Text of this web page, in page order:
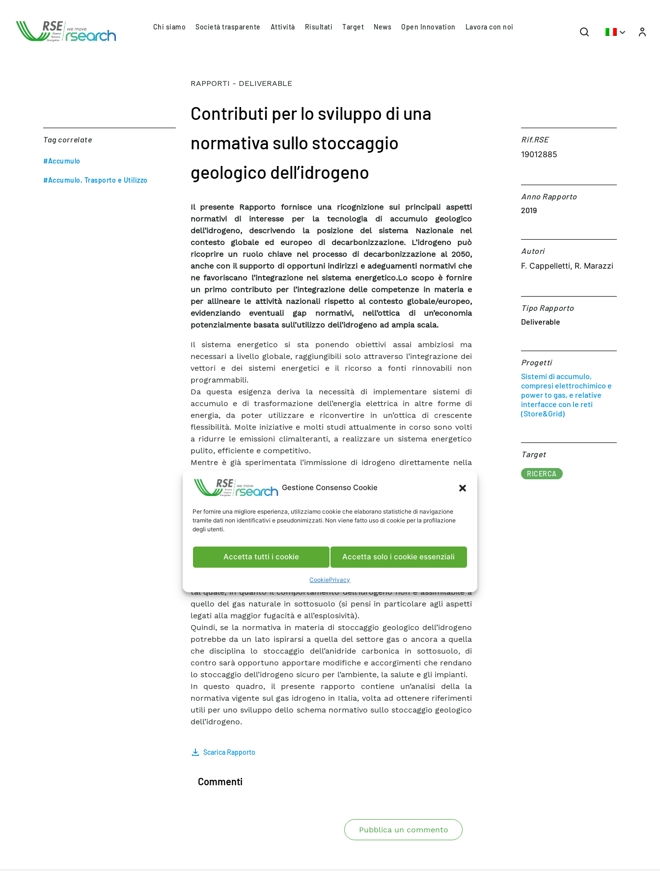
Gestione Consenso Cookie
Per fornire una migliore esperienza, utilizziamo cookie che elaborano statistiche di navigazione
tramite dati non identificativi e pseudonimizzati. Non viene fatto uso di cookie per la profilazione
degli utenti.
Accetta tutti i cookie Accetta solo i cookie essenziali
CookiePrivacy
Chi siamo Società trasparente Attività Risultati Target News Open Innovation Lavora con noi
Tag correlate
#Accumulo
#Accumulo, Trasporto e Utilizzo
RAPPORTI - DELIVERABLE
Contributi per lo sviluppo di una
normativa sullo stoccaggio
geologico dell’idrogeno
Il presente Rapporto fornisce una ricognizione sui principali aspetti
normativi di interesse per la tecnologia di accumulo geologico
dell’idrogeno, descrivendo la posizione del sistema Nazionale nel
contesto globale ed europeo di decarbonizzazione. L’idrogeno può
ricoprire un ruolo chiave nel processo di decarbonizzazione al 2050,
anche con il supporto di opportuni indirizzi e adeguamenti normativi che
ne favoriscano l’integrazione nel sistema energetico.Lo scopo è fornire
un primo contributo per l’integrazione delle competenze in materia e
per allineare le attività nazionali rispetto al contesto globale/europeo,
evidenziando eventuali gap normativi, nell’ottica di un’economia
potenzialmente basata sull’utilizzo dell’idrogeno ad ampia scala.
Il sistema energetico si sta ponendo obiettivi assai ambiziosi ma
necessari a livello globale, raggiungibili solo attraverso l’integrazione dei
vettori e dei sistemi energetici e il ricorso a fonti rinnovabili non
programmabili.
Da questa esigenza deriva la necessità di implementare sistemi di
accumulo e di trasformazione dell’energia elettrica in altre forme di
energia, da poter utilizzare e riconvertire in un’ottica di crescente
flessibilità. Molte iniziative e molti studi attualmente in corso sono volti
a ridurre le emissioni climalteranti, a realizzare un sistema energetico
pulito, efficiente e competitivo.
Mentre è già sperimentata l’immissione di idrogeno direttamente nella
di accumulo geologico dell’idrogeno (H2), si può considerare ancora
poco conosciuta.
Al fine di favorire lo sviluppo di questa tecnologia di accumulo,
potrebbero essere necessari degli adeguamenti normativi, per consentire
a tale tecnologia di poter essere implementata in sicurezza e con regole
chiare.
Lo stoccaggio geologico dell’idrogeno potrebbe avere notevoli affinità
con lo stoccaggio del gas naturale, che in Italia è ampiamente normato e
disciplinato. Tuttavia la trasposizione della normativa non può avvenire
tal quale, in quanto il comportamento dell’idrogeno non è assimilabile a
quello del gas naturale in sottosuolo (si pensi in particolare agli aspetti
legati alla maggior fugacità e all’esplosività).
Quindi, se la normativa in materia di stoccaggio geologico dell’idrogeno
potrebbe da un lato ispirarsi a quella del settore gas o ancora a quella
che disciplina lo stoccaggio dell’anidride carbonica in sottosuolo, di
contro sarà opportuno apportare modifiche e accorgimenti che rendano
lo stoccaggio dell’idrogeno sicuro per l’ambiente, la salute e gli impianti.
In questo quadro, il presente rapporto contiene un’analisi della la
normativa vigente sul gas idrogeno in Italia, volta ad ottenere riferimenti
utili per uno sviluppo dello schema normativo sullo stoccaggio geologico
dell’idrogeno.
Scarica Rapporto
Rif.RSE​
19012885
Anno Rapporto
2019
Autori​
F. Cappelletti, R. Marazzi
Tipo Rapporto
Deliverable
Progetti
Sistemi di accumulo,
compresi elettrochimico e
power to gas, e relative
interfacce con le reti
(Store&Grid)
Target​
RICERCA
Commenti
Pubblica un commento